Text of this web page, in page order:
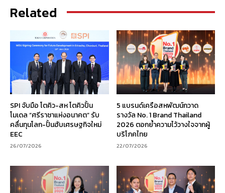
Related
SPI จับมือ โตคิว-สห โตคิวปั้น
โมเดล “ศรีราชาแห่งอนาคต” รับ
คลื่นทุนโลก-ปั้นฮับเศรษฐกิจใหม่
EEC
26/07/2026
5 แบรนด์เครือสหพัฒน์กวาด
รางวัล No. 1 Brand Thailand
2026 ตอกย้ำความไว้วางใจจากผู้
บริโภคไทย
22/07/2026